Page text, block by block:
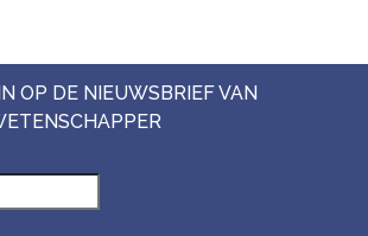
OP DE NIEUWSBRIEF VAN